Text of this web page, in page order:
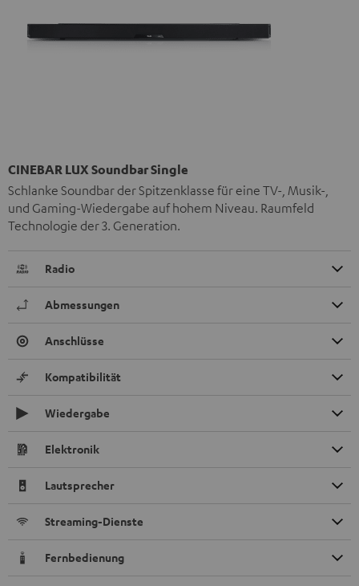
CINEBAR LUX Soundbar Single
Schlanke Soundbar der Spitzenklasse für eine TV-, Musik-,
und Gaming-Wiedergabe auf hohem Niveau. Raumfeld
Technologie der 3. Generation.
Radio
Abmessungen
Anschlüsse
Kompatibilität
Wiedergabe
Elektronik
Lautsprecher
Streaming-Dienste
Fernbedienung